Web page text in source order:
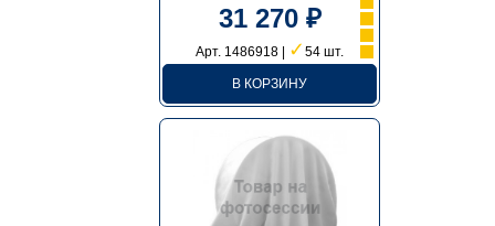
31 270 ₽
Арт. 1486918 | ✓54 шт.
В КОРЗИНУ